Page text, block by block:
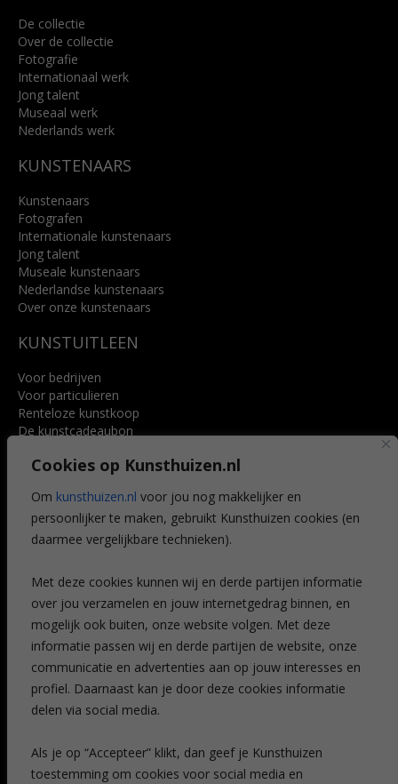
Cookies op Kunsthuizen.nl
Om kunsthuizen.nl voor jou nog makkelijker en
persoonlijker te maken, gebruikt Kunsthuizen cookies (en
daarmee vergelijkbare technieken).
Met deze cookies kunnen wij en derde partijen informatie
over jou verzamelen en jouw internetgedrag binnen, en
mogelijk ook buiten, onze website volgen. Met deze
informatie passen wij en derde partijen de website, onze
communicatie en advertenties aan op jouw interesses en
profiel. Daarnaast kan je door deze cookies informatie
delen via social media.
Als je op “Accepteer” klikt, dan geef je Kunsthuizen
toestemming om cookies voor social media en
De collectie
Over de collectie
Fotografie
Internationaal werk
Jong talent
Museaal werk
Nederlands werk
KUNSTENAARS
Kunstenaars
Fotografen
Internationale kunstenaars
Jong talent
Museale kunstenaars
Nederlandse kunstenaars
Over onze kunstenaars
KUNSTUITLEEN
Voor bedrijven
Voor particulieren
Renteloze kunstkoop
De kunstcadeaubon
Voordelen
Veelgestelde vragen
CONTACT
Leiden
Amsterdam
Breda
Favorieten
Mijn art alert
NIEUWSBRIEF